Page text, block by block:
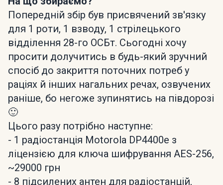
Попередній збір був присвячений зв'язку
для 1 роти, 1 взводу, 1 стрілецького
відділення 28-го ОСБт. Сьогодні хочу
просити долучитись в будь-який зручний
спосіб до закриття поточних потреб у
раціях й інших нагальних речах, озвучених
раніше, бо негоже зупинятись на півдорозі
🙂
Цього разу потрібно наступне:
- 1 радіостанція Motorola DP4400e з
ліцензією для ключа шифрування AES-256,
~29000 грн
- 8 підсилених антен для радіостанцій,